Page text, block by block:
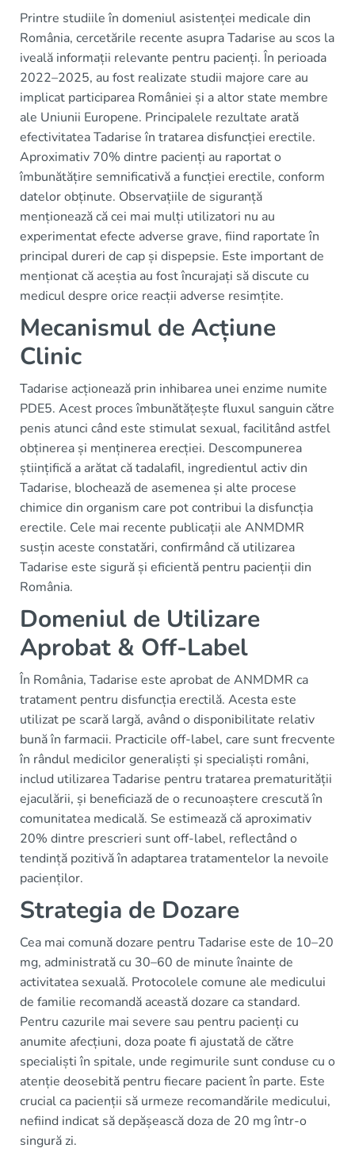
Printre studiile în domeniul asistenței medicale din
România, cercetările recente asupra Tadarise au scos la
iveală informații relevante pentru pacienți. În perioada
2022–2025, au fost realizate studii majore care au
implicat participarea României și a altor state membre
ale Uniunii Europene. Principalele rezultate arată
efectivitatea Tadarise în tratarea disfuncției erectile.
Aproximativ 70% dintre pacienți au raportat o
îmbunătățire semnificativă a funcției erectile, conform
datelor obținute. Observațiile de siguranță
menționează că cei mai mulți utilizatori nu au
experimentat efecte adverse grave, fiind raportate în
principal dureri de cap și dispepsie. Este important de
menționat că aceștia au fost încurajați să discute cu
medicul despre orice reacții adverse resimțite.
Mecanismul de Acțiune
Clinic
Tadarise acționează prin inhibarea unei enzime numite
PDE5. Acest proces îmbunătățește fluxul sanguin către
penis atunci când este stimulat sexual, facilitând astfel
obținerea și menținerea erecției. Descompunerea
științifică a arătat că tadalafil, ingredientul activ din
Tadarise, blochează de asemenea și alte procese
chimice din organism care pot contribui la disfuncția
erectile. Cele mai recente publicații ale ANMDMR
susțin aceste constatări, confirmând că utilizarea
Tadarise este sigură și eficientă pentru pacienții din
România.
Domeniul de Utilizare
Aprobat & Off-Label
În România, Tadarise este aprobat de ANMDMR ca
tratament pentru disfuncția erectilă. Acesta este
utilizat pe scară largă, având o disponibilitate relativ
bună în farmacii. Practicile off-label, care sunt frecvente
în rândul medicilor generaliști și specialiști români,
includ utilizarea Tadarise pentru tratarea prematurității
ejaculării, și beneficiază de o recunoaștere crescută în
comunitatea medicală. Se estimează că aproximativ
20% dintre prescrieri sunt off-label, reflectând o
tendință pozitivă în adaptarea tratamentelor la nevoile
pacienților.
Strategia de Dozare
Cea mai comună dozare pentru Tadarise este de 10–20
mg, administrată cu 30–60 de minute înainte de
activitatea sexuală. Protocolele comune ale medicului
de familie recomandă această dozare ca standard.
Pentru cazurile mai severe sau pentru pacienți cu
anumite afecțiuni, doza poate fi ajustată de către
specialiști în spitale, unde regimurile sunt conduse cu o
atenție deosebită pentru fiecare pacient în parte. Este
crucial ca pacienții să urmeze recomandările medicului,
nefiind indicat să depășească doza de 20 mg într-o
singură zi.